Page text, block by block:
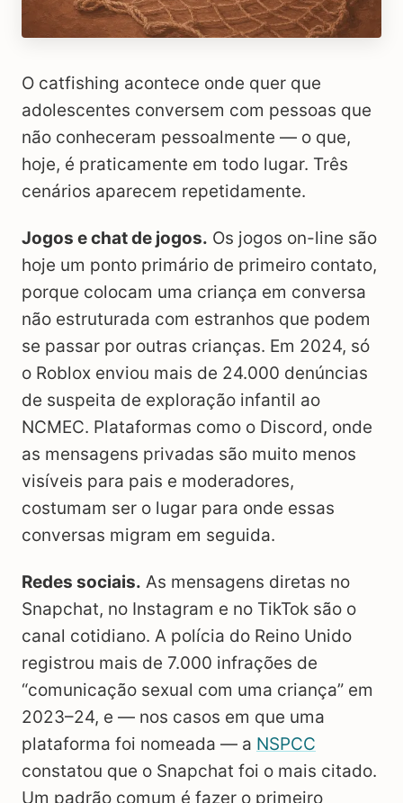
O catfishing acontece onde quer que
adolescentes conversem com pessoas que
não conheceram pessoalmente — o que,
hoje, é praticamente em todo lugar. Três
cenários aparecem repetidamente.
Jogos e chat de jogos. Os jogos on-line são
hoje um ponto primário de primeiro contato,
porque colocam uma criança em conversa
não estruturada com estranhos que podem
se passar por outras crianças. Em 2024, só
o Roblox enviou mais de 24.000 denúncias
de suspeita de exploração infantil ao
NCMEC. Plataformas como o Discord, onde
as mensagens privadas são muito menos
visíveis para pais e moderadores,
costumam ser o lugar para onde essas
conversas migram em seguida.
Redes sociais. As mensagens diretas no
Snapchat, no Instagram e no TikTok são o
canal cotidiano. A polícia do Reino Unido
registrou mais de 7.000 infrações de
“comunicação sexual com uma criança” em
2023–24, e — nos casos em que uma
plataforma foi nomeada — a NSPCC
constatou que o Snapchat foi o mais citado.
Um padrão comum é fazer o primeiro